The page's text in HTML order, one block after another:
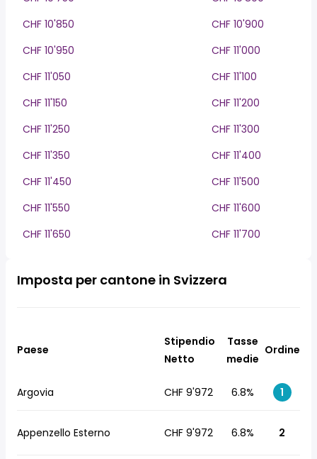
CHF 10'850
CHF 10'900
CHF 10'950
CHF 11'000
CHF 11'050
CHF 11'100
CHF 11'150
CHF 11'200
CHF 11'250
CHF 11'300
CHF 11'350
CHF 11'400
CHF 11'450
CHF 11'500
CHF 11'550
CHF 11'600
CHF 11'650
CHF 11'700
Imposta per cantone in Svizzera
Paese
Stipendio
Netto
Tasse
medie
Ordine
Argovia CHF 9'972 6.8% 1
Appenzello Esterno CHF 9'972 6.8% 2